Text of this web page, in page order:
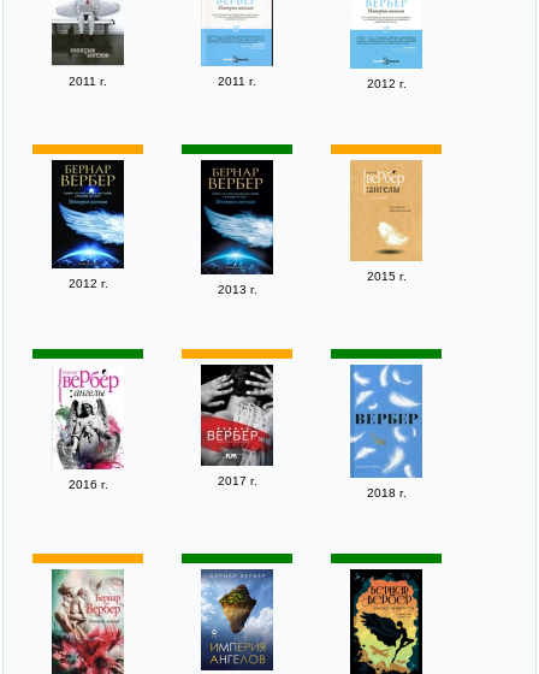
2011 г. 2011 г. 2012 г.
2012 г. 2013 г.
2015 г.
2016 г.
2017 г.
2018 г.